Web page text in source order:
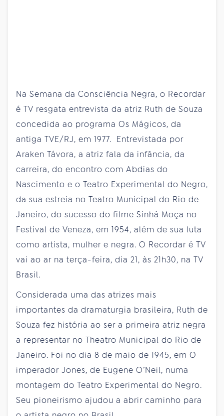
Na Semana da Consciência Negra, o Recordar
é TV resgata entrevista da atriz Ruth de Souza
concedida ao programa Os Mágicos, da
antiga TVE/RJ, em 1977. Entrevistada por
Araken Távora, a atriz fala da infância, da
carreira, do encontro com Abdias do
Nascimento e o Teatro Experimental do Negro,
da sua estreia no Teatro Municipal do Rio de
Janeiro, do sucesso do filme Sinhá Moça no
Festival de Veneza, em 1954, além de sua luta
como artista, mulher e negra. O Recordar é TV
vai ao ar na terça-feira, dia 21, às 21h30, na TV
Brasil.
Considerada uma das atrizes mais
importantes da dramaturgia brasileira, Ruth de
Souza fez história ao ser a primeira atriz negra
a representar no Theatro Municipal do Rio de
Janeiro. Foi no dia 8 de maio de 1945, em O
imperador Jones, de Eugene O’Neil, numa
montagem do Teatro Experimental do Negro.
Seu pioneirismo ajudou a abrir caminho para